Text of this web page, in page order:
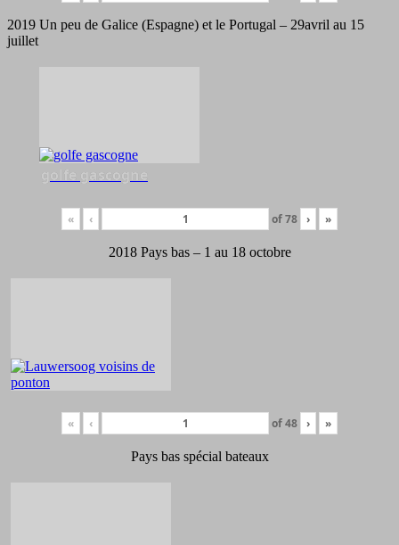
2019 Un peu de Galice (Espagne) et le Portugal – 29avril au 15
juillet
golfe gascogne
« ‹ of78 › »
2018 Pays bas – 1 au 18 octobre
« ‹ of48 › »
Pays bas spécial bateaux